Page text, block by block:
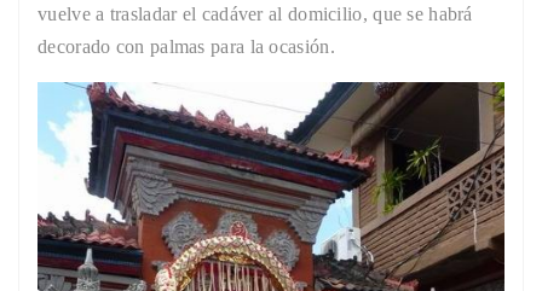
vuelve a trasladar el cadáver al domicilio, que se habrá
decorado con palmas para la ocasión.